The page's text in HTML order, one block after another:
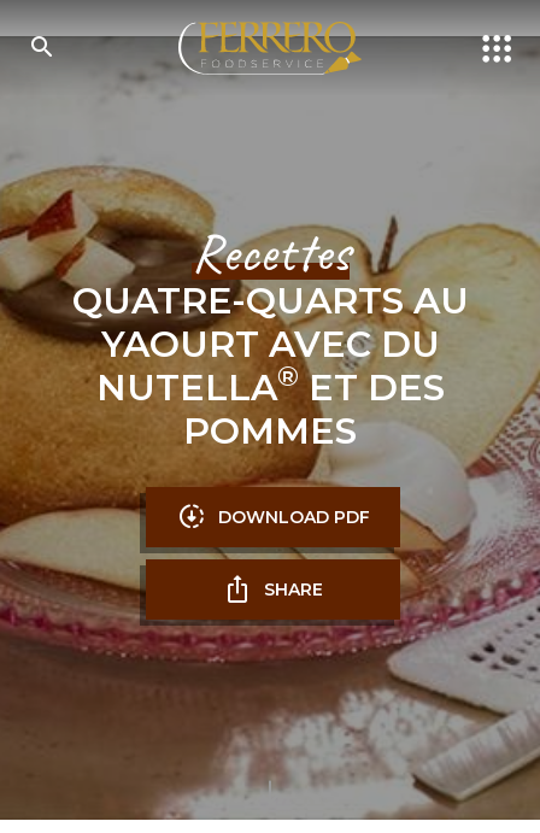
to
main
Recettes
QUATRE-QUARTS AU
YAOURT AVEC DU
NUTELLA®ET DES
POMMES
DOWNLOAD PDF
SHARE